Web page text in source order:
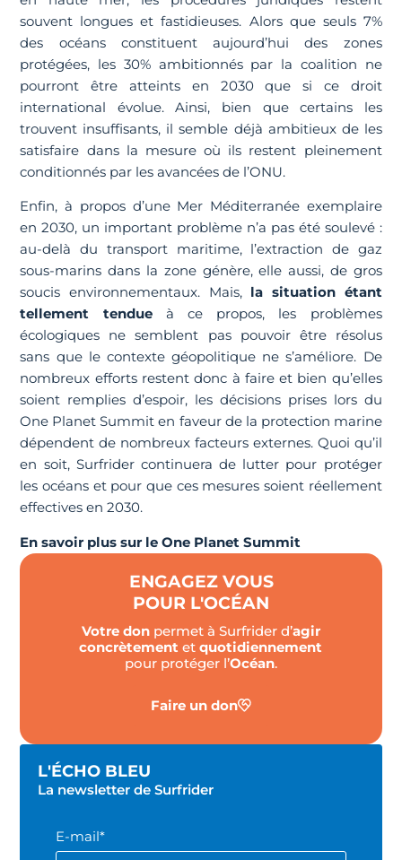
souvent longues et fastidieuses. Alors que seuls 7%
des océans constituent aujourd’hui des zones
protégées, les 30% ambitionnés par la coalition ne
pourront être atteints en 2030 que si ce droit
international évolue. Ainsi, bien que certains les
trouvent insuffisants, il semble déjà ambitieux de les
satisfaire dans la mesure où ils restent pleinement
conditionnés par les avancées de l’ONU.
Enfin, à propos d’une Mer Méditerranée exemplaire
en 2030, un important problème n’a pas été soulevé :
au-delà du transport maritime, l’extraction de gaz
sous-marins dans la zone génère, elle aussi, de gros
soucis environnementaux. Mais, la situation étant
tellement tendueà ce propos, les problèmes
écologiques ne semblent pas pouvoir être résolus
sans que le contexte géopolitique ne s’améliore. De
nombreux efforts restent donc à faire et bien qu’elles
soient remplies d’espoir, les décisions prises lors du
One Planet Summit en faveur de la protection marine
dépendent de nombreux facteurs externes. Quoi qu’il
en soit, Surfrider continuera de lutter pour protéger
les océans et pour que ces mesures soient réellement
effectives en 2030.
En savoir plus sur le One Planet Summit
ENGAGEZ VOUS
POUR L'OCÉAN
Votre donpermet à Surfrider d’agir
concrètement etquotidiennement
pour protéger l’Océan.
Faire un don
L'ÉCHO BLEU
La newsletter de Surfrider
E-mail*